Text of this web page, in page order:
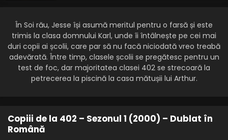
Eps 15 - Polly tot timpul Polly - 9 May, 2025
Copiii de la 402 – Sezonul 1 Episodul 14 –
Regimul antimucus energizant de curățare
arterială
Eps 14 - Regimul antimucus energizant de curățare
arterială - 9 May, 2025
Coșmarul fotografiilor
În Soi rău, Jesse își asumă meritul pentru o farsă și este
trimis la clasa domnului Karl, unde îi întâlnește pe cei mai
duri copii ai școlii, care par să nu facă niciodată vreo treabă
adevărată. Între timp, clasele școlii se pregătesc pentru un
test de foc, dar majoritatea clasei 402 se strecoară la
petrecerea la piscină la casa mătușii lui Arthur.
Copiii de la 402 – Sezonul 1 (2000) – Dublat în
Română